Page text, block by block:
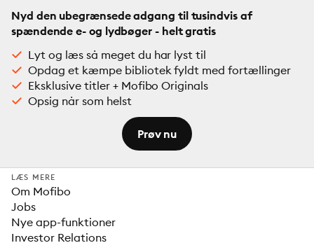
Nyd den ubegrænsede adgang til tusindvis af
spændende e- og lydbøger - helt gratis
Lyt og læs så meget du har lyst til
Opdag et kæmpe bibliotek fyldt med fortællinger
Eksklusive titler + Mofibo Originals
Opsig når som helst
Prøv nu
LÆS MERE
Om Mofibo
Jobs
Nye app-funktioner
Investor Relations